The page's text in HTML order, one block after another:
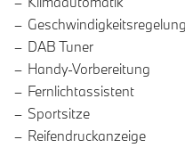
Geschwindigkeitsregelung
DAB Tuner
Handy-Vorbereitung
Fernlichtassistent
Sportsitze
Reifendruckanzeige